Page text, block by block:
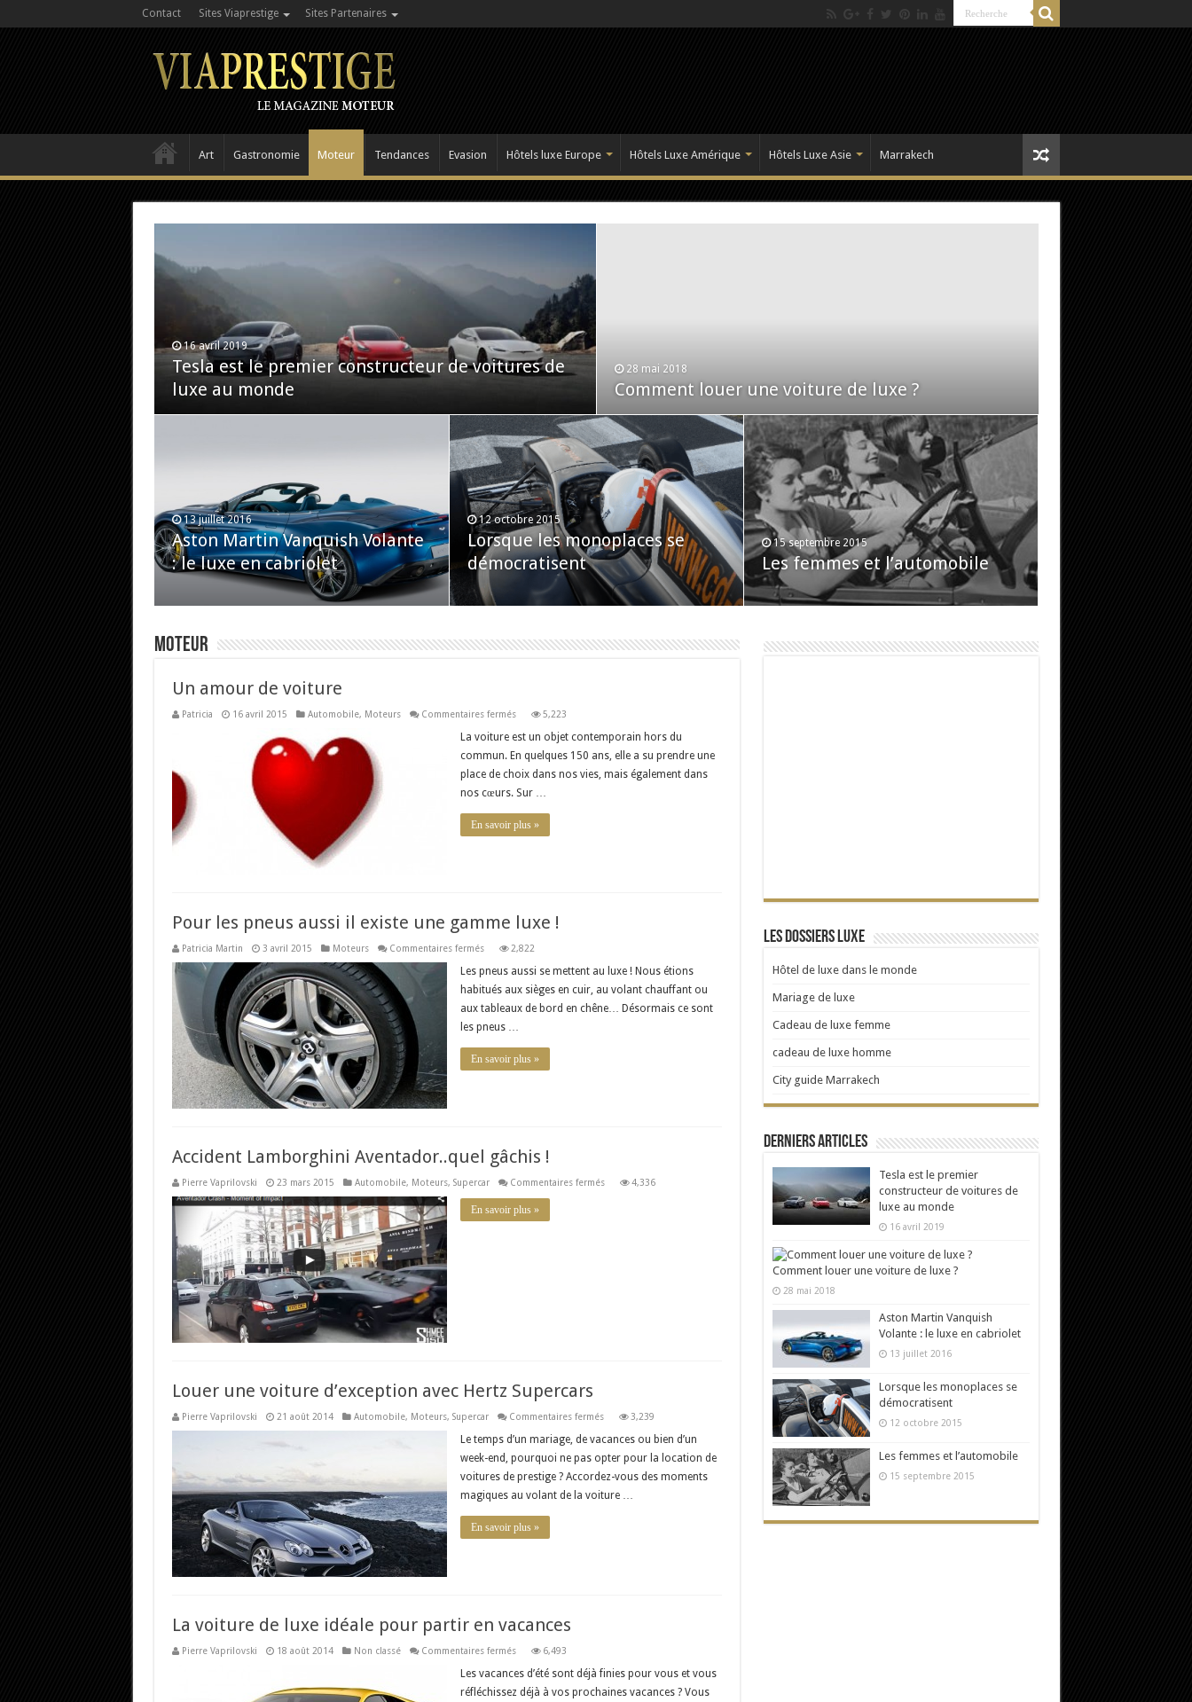
Contact Sites Viaprestige Sites Partenaires
Art Gastronomie Moteur Tendances Evasion Hôtels luxe Europe Hôtels Luxe Amérique Hôtels Luxe Asie Marrakech
16 avril 2019
Tesla est le premier constructeur de voitures de
luxe au monde
28 mai 2018
Comment louer une voiture de luxe ?
13 juillet 2016
Aston Martin Vanquish Volante
: le luxe en cabriolet
12 octobre 2015
Lorsque les monoplaces se
démocratisent
15 septembre 2015
Les femmes et l’automobile
Moteur
Un amour de voiture
Patricia 16 avril 2015 Automobile, Moteurs Commentaires ferméssur
amour
voiture
5,223
La voiture est un objet contemporain hors du
commun. En quelques 150 ans, elle a su prendre une
place de choix dans nos vies, mais également dans
nos cœurs. Sur …
En savoir plus »
Pour les pneus aussi il existe une gamme luxe !
Patricia Martin 3 avril 2015 Moteurs Commentaires ferméssur
les
aussi
existe
gamme
2,822
Les pneus aussi se mettent au luxe ! Nous étions
habitués aux sièges en cuir, au volant chauffant ou
aux tableaux de bord en chêne… Désormais ce sont
les pneus …
En savoir plus »
Accident Lamborghini Aventador..quel gâchis !
Pierre Vaprilovski 23 mars 2015 Automobile, Moteurs, Supercar Commentaires ferméssur
4,336
En savoir plus »
Louer une voiture d’exception avec Hertz Supercars
Pierre Vaprilovski 21 août 2014 Automobile, Moteurs, Supercar Commentaires ferméssur
une
d’exception
Hertz
3,239
Le temps d’un mariage, de vacances ou bien d’un
week-end, pourquoi ne pas opter pour la location de
voitures de prestige ? Accordez-vous des moments
magiques au volant de la voiture …
En savoir plus »
La voiture de luxe idéale pour partir en vacances
Pierre Vaprilovski 18 août 2014 Non classé Commentaires ferméssur
voiture
luxe
6,493
Les vacances d’été sont déjà finies pour vous et vous
réfléchissez déjà à vos prochaines vacances ? Vous
Les dossiers Luxe
Hôtel de luxe dans le monde
Mariage de luxe
Cadeau de luxe femme
cadeau de luxe homme
City guide Marrakech
Derniers articles
Tesla est le premier
constructeur de voitures de
luxe au monde
16 avril 2019
Comment louer une voiture de luxe ?
28 mai 2018
Aston Martin Vanquish
Volante : le luxe en cabriolet
13 juillet 2016
Lorsque les monoplaces se
démocratisent
12 octobre 2015
Les femmes et l’automobile
15 septembre 2015